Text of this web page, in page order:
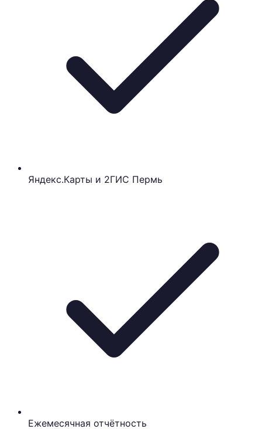
Яндекс.Карты и 2ГИС Пермь
Ежемесячная отчётность